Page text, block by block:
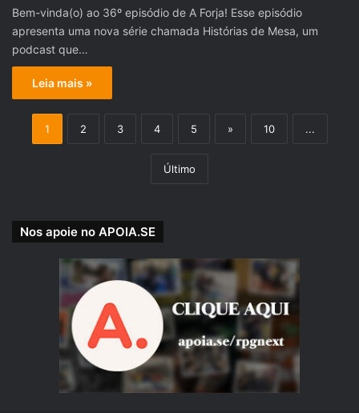
Bem-vinda(o) ao 36º episódio de A Forja! Esse episódio
apresenta uma nova série chamada Histórias de Mesa, um
podcast que…
Leia mais »
1 2 3 4 5 » 10 ...
Último
Nos apoie no APOIA.SE